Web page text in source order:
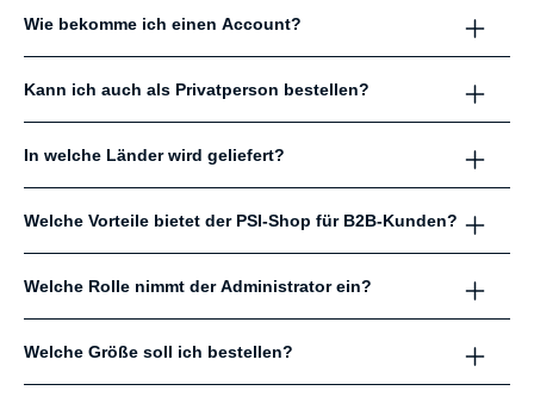
Wie bekomme ich einen Account?
Kann ich auch als Privatperson bestellen?
In welche Länder wird geliefert?
Welche Vorteile bietet der PSI-Shop für B2B-Kunden?
Welche Rolle nimmt der Administrator ein?
Welche Größe soll ich bestellen?